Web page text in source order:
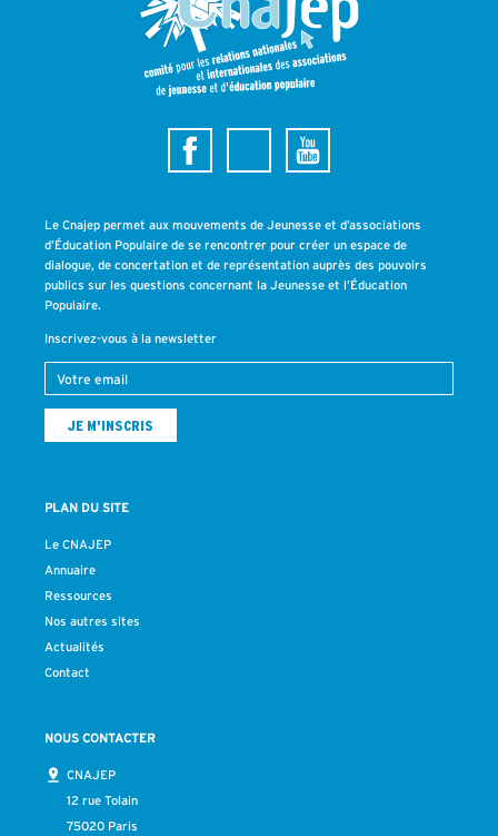
Le Cnajep permet aux mouvements de Jeunesse et d’associations
d’Éducation Populaire de se rencontrer pour créer un espace de
dialogue, de concertation et de représentation auprès des pouvoirs
publics sur les questions concernant la Jeunesse et l’Éducation
Populaire.
Inscrivez-vous à la newsletter
PLAN DU SITE
Le CNAJEP
Annuaire
Ressources
Nos autres sites
Actualités
Contact
NOUS CONTACTER
CNAJEP
12 rue Tolain
75020 Paris